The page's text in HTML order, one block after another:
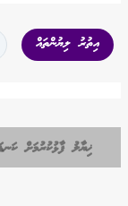
އިތުރު ލިޔުންތައް
ޚިޔާލު ފާޅުކުރުމަށް